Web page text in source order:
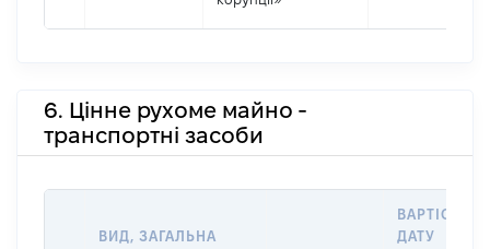
6. Цінне рухоме майно -
транспортні засоби
ВИД, ЗАГАЛЬНА
ВАРТІСТЬ
ДАТУ